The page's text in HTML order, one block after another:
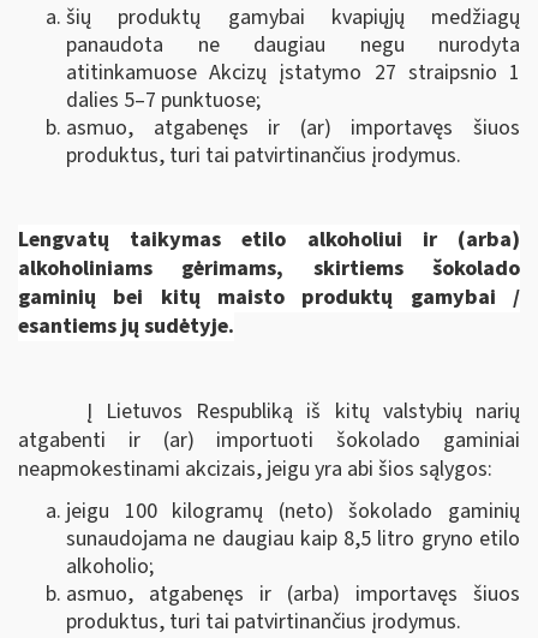
šių produktų gamybai kvapiųjų medžiagų
panaudota ne daugiau negu nurodyta
atitinkamuose Akcizų įstatymo 27 straipsnio 1
dalies 5–7 punktuose;
asmuo, atgabenęs ir (ar) importavęs šiuos
produktus, turi tai patvirtinančius įrodymus.
Lengvatų taikymas etilo alkoholiui ir (arba)
alkoholiniams gėrimams, skirtiemsšokolado
gaminių bei kitų maisto produktų gamybai /
esantiems jų sudėtyje.
Į Lietuvos Respubliką iš kitų valstybių narių
atgabenti ir (ar) importuoti šokolado gaminiai
neapmokestinami akcizais, jeigu yra abi šios sąlygos:
jeigu 100 kilogramų (neto) šokolado gaminių
sunaudojama ne daugiau kaip 8,5 litro gryno etilo
alkoholio;
asmuo, atgabenęs ir (arba) importavęs šiuos
produktus, turi tai patvirtinančius įrodymus.